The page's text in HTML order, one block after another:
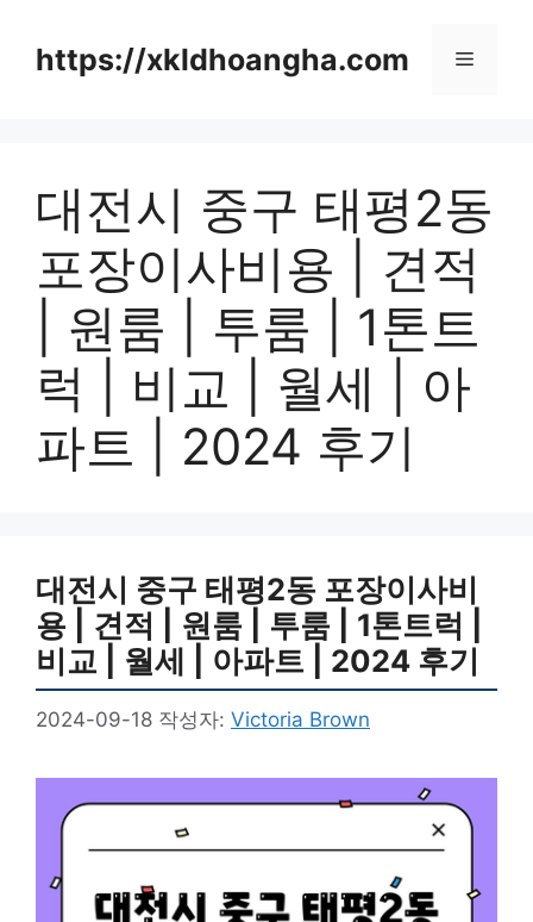
https://xkldhoangha.com 메
대전시 중구 태평2동
포장이사비용 | 견적
| 원룸 | 투룸 | 1톤트
럭 | 비교 | 월세 | 아
파트 | 2024 후기
대전시 중구 태평2동 포장이사비
용 | 견적 | 원룸 | 투룸 | 1톤트럭 |
비교 | 월세 | 아파트 | 2024 후기
2024-09-18 작성자: Victoria Brown